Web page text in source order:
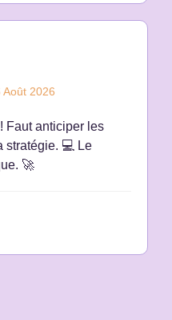
Août 2026
Faut anticiper les
stratégie. 💻 Le
🚀